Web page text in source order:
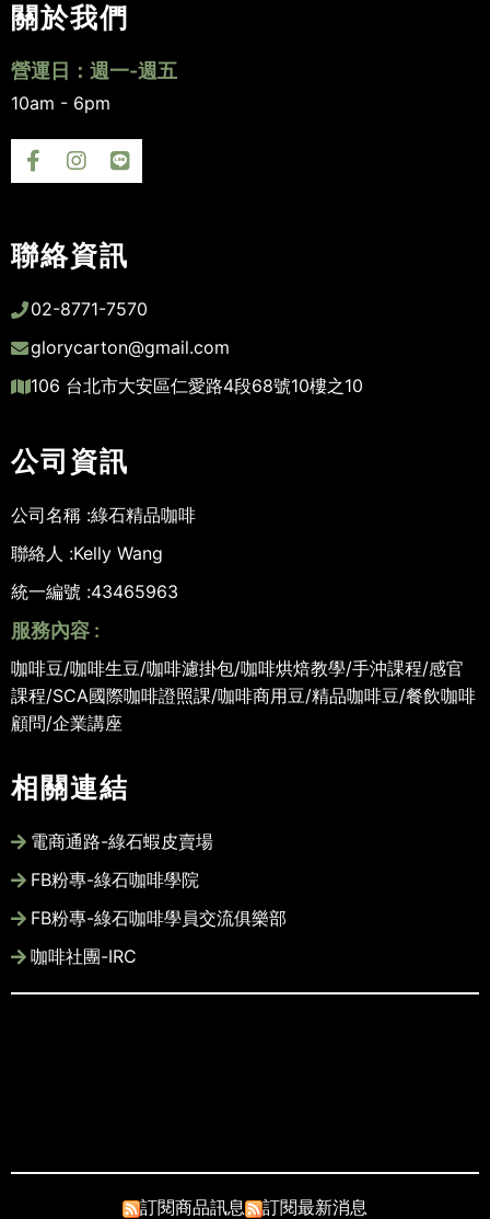
關於我們
營運日：週一-週五
10am - 6pm
聯絡資訊
02-8771-7570
glorycarton@gmail.com
106 台北市大安區仁愛路4段68號10樓之10
公司資訊
公司名稱 :綠石精品咖啡
聯絡人 :Kelly Wang
統一編號 :43465963
服務內容 :
咖啡豆/咖啡生豆/咖啡濾掛包/咖啡烘焙教學/手沖課程/感官
課程/SCA國際咖啡證照課/咖啡商用豆/精品咖啡豆/餐飲咖啡
顧問/企業講座
相關連結
電商通路-綠石蝦皮賣場
FB粉專-綠石咖啡學院
FB粉專-綠石咖啡學員交流俱樂部
咖啡社團-IRC
訂閱商品訊息 訂閱最新消息